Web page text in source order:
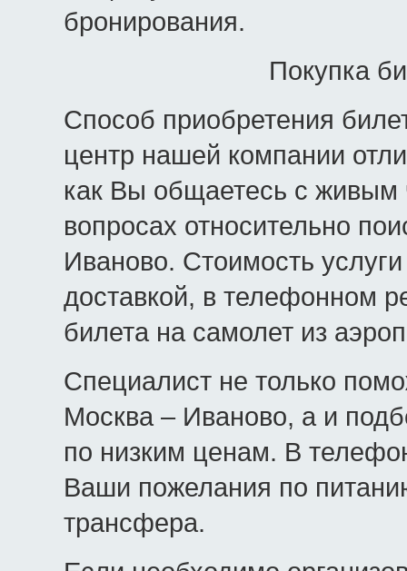
бронирования.
Покупка
Способ приобретения
центр нашей компании
как Вы общаетесь с
вопросах относительно
Иваново. Стоимость
доставкой, в телефонном
билета на самолет из
Специалист не только
Москва – Иваново, а и
по низким ценам. В
Ваши пожелания по
трансфера.